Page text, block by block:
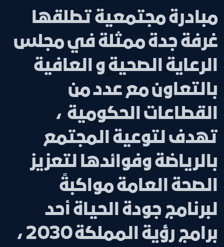
مبادرة مجتمعية تطلقها
غرفة جدة ممثلة في مجلس
الرعاية الصحية و العافية
بالتعاون مع عدد من
القطاعات الحكومية ،
تهدف لتوعية المجتمع
بالرياضة وفوائدها لتعزيز
الصحة العامة مواكبةً
لبرنامج جودة الحياة أحد
برامج رؤية المملكة 2030 ،